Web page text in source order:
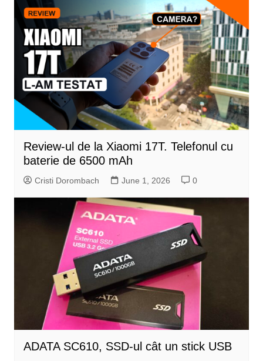
Review-ul de la Xiaomi 17T. Telefonul cu
baterie de 6500 mAh
Cristi Dorombach June 1, 2026 0
ADATA SC610, SSD-ul cât un stick USB